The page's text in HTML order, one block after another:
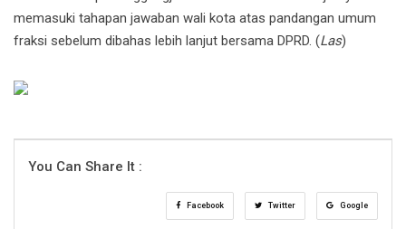
memasuki tahapan jawaban wali kota atas pandangan umum
fraksi sebelum dibahas lebih lanjut bersama DPRD. (Las)
You Can Share It :
Facebook Twitter Google